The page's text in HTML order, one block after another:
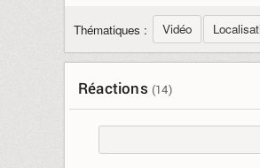
Thématiques : Vidéo
Réactions (14)